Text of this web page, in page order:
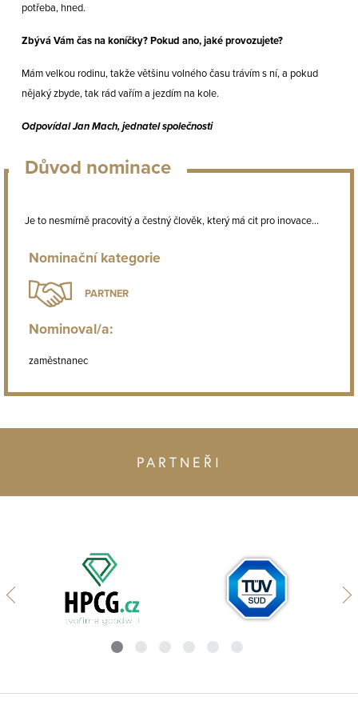
potřeba, hned.
Zbývá Vám čas na koníčky? Pokud ano, jaké provozujete?
Mám velkou rodinu, takže většinu volného času trávím s ní, a pokud
nějaký zbyde, tak rád vařím a jezdím na kole.
Odpovídal Jan Mach, jednatel společnosti
Důvod nominace
Je to nesmírně pracovitý a čestný člověk, který má cit pro inovace...
Nominační kategorie
PARTNER
Nominoval/a:
zaměstnanec
PARTNEŘI